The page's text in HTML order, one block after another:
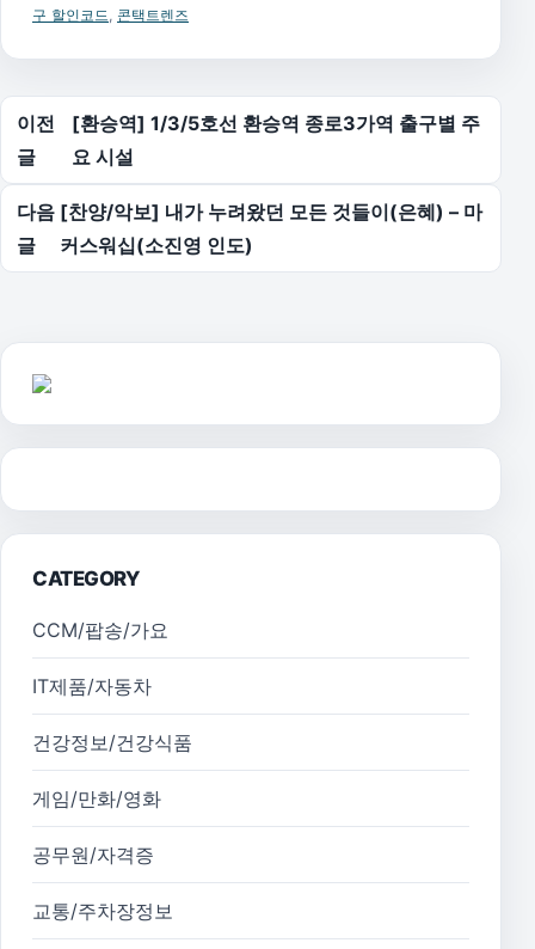
구 할인코드
콘택트렌즈
글 탐색
이전
글
[환승역] 1/3/5호선 환승역 종로3가역 출구별 주
요 시설
다음
글
[찬양/악보] 내가 누려왔던 모든 것들이(은혜) – 마
커스워십(소진영 인도)
CATEGORY
CCM/팝송/가요
IT제품/자동차
건강정보/건강식품
게임/만화/영화
공무원/자격증
교통/주차장정보